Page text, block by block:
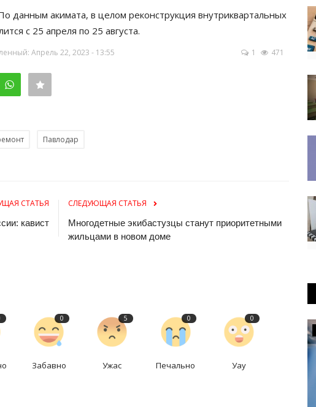
данным акимата, в целом реконструкция внутриквартальных
с 25 апреля по 25 августа.
Апрель 22, 2023 - 13:55 1 471
Павлодар
СТАТЬЯ
кавист
СЛЕДУЮЩАЯ СТАТЬЯ
Многодетные экибастузцы станут приоритетными
жильцами в новом доме
0
Забавно
5
Ужас
0
Печально
0
Уау
КАЗАХСТАН